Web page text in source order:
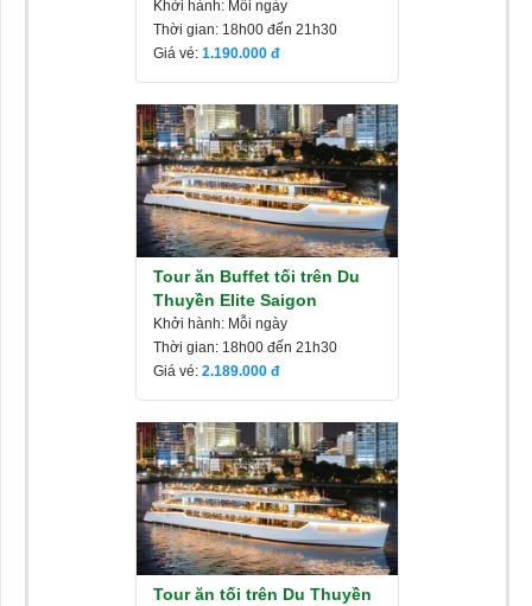
Khởi hành: Mỗi ngày
Thời gian: 18h00 đến 21h30
Giá vé: 1.190.000
Tour ăn Buffet tối trên Du
Thuyền Elite Saigon
Khởi hành: Mỗi ngày
Thời gian: 18h00 đến 21h30
Giá vé: 2.189.000
Tour ăn tối trên Du Thuyền